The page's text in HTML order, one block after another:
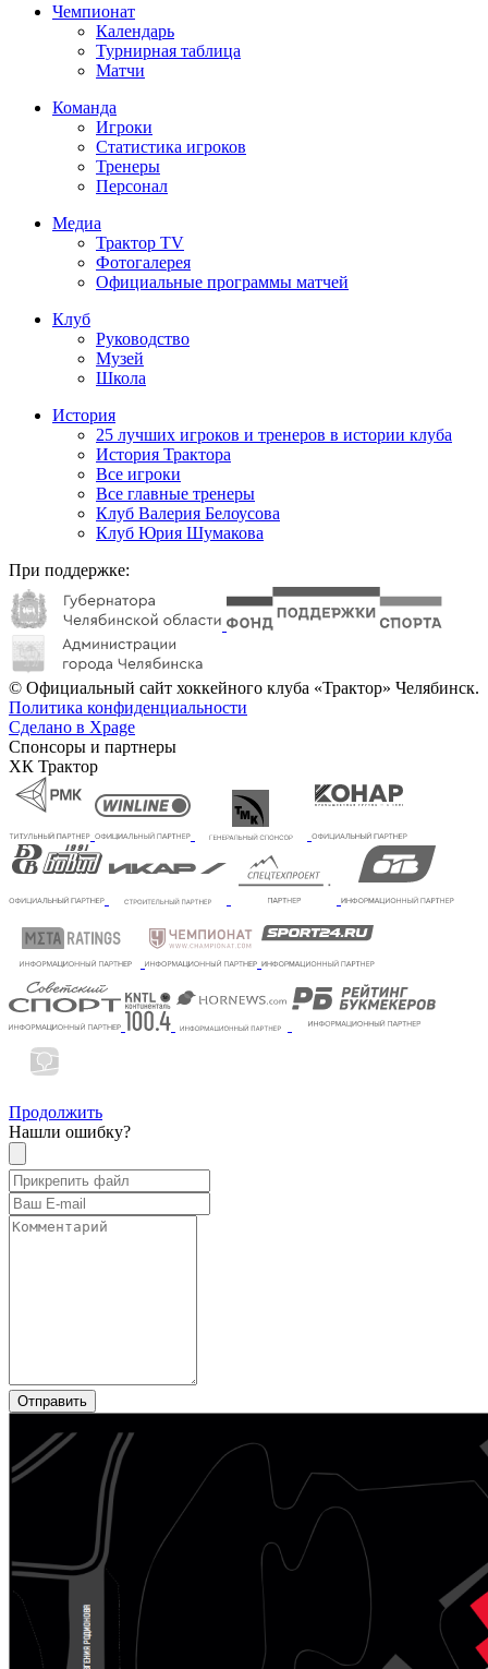
Чемпионат
Календарь
Турнирная таблица
Матчи
Команда
Игроки
Статистика игроков
Тренеры
Персонал
Медиа
Трактор TV
Фотогалерея
Официальные программы матчей
Клуб
Руководство
Музей
Школа
История
25 лучших игроков и тренеров в истории клуба
История Трактора
Все игроки
Все главные тренеры
Клуб Валерия Белоусова
Клуб Юрия Шумакова
При поддержке:
© Официальный сайт хоккейного клуба «Трактор» Челябинск.
Политика конфиденциальности
Сделано в Xpage
Спонсоры и партнеры
ХК Трактор
Продолжить
Нашли ошибку?